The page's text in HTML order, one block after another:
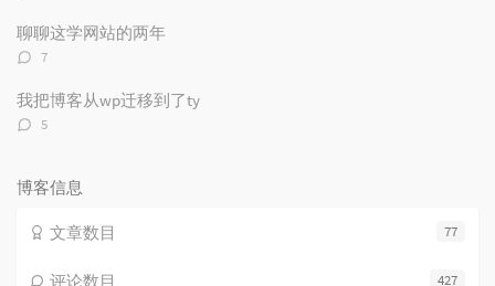
数：
聊聊这学网站的两年
评
数：
7
我把博客从wp迁移到了ty
评
5
博客信息
77
文章数目
427
评论数目